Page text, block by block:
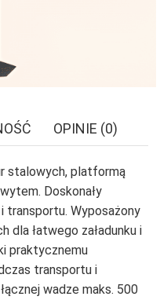
OPINIE (0)
stalowych, platformą
Doskonały
transportu. Wyposażony
dla łatwego załadunku i
praktycznemu
transportu i
wadze maks. 500